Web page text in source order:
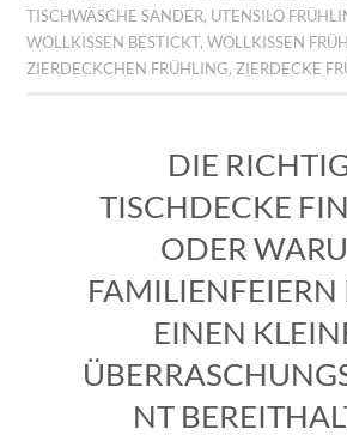
TISCHWÄSCHE SANDER, UTENSILO
WOLLKISSEN BESTICKT,WOLLKISSEN
ZIERDECKCHEN FRÜHLING, ZIERDECKE
DIE
TISCHDECKE
ODER
FAMILIENFEIERN
EINEN
NT